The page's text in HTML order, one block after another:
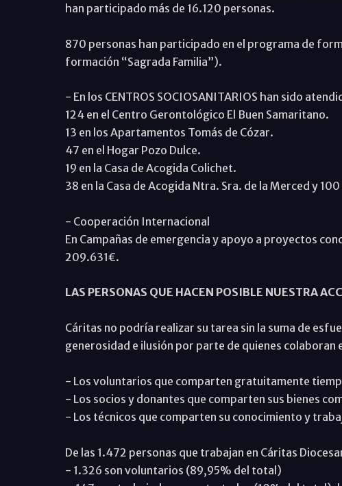
han participado más de 16.120 personas.
870 personas han participado en el programa de
formación “Sagrada Familia”).
- En los CENTROS SOCIOSANITARIOS han sido
124 en el Centro Gerontológico El Buen Samaritano.
13 en los Apartamentos Tomás de Cózar.
47 en el Hogar Pozo Dulce.
19 en la Casa de Acogida Colichet.
38 en la Casa de Acogida Ntra. Sra. de la Merced y
- Cooperación Internacional
En Campañas de emergencia y apoyo a proyectos
209.631€.
LAS PERSONAS QUE HACEN POSIBLE NUESTRA
Cáritas no podría realizar su tarea sin la suma de
generosidad e ilusión por parte de quienes colaboran
- Los voluntarios que comparten gratuitamente
- Los socios y donantes que comparten sus bienes
- Los técnicos que comparten su conocimiento y
De las 1.472 personas que trabajan en Cáritas
- 1.326 son voluntarios (89,95% del total)